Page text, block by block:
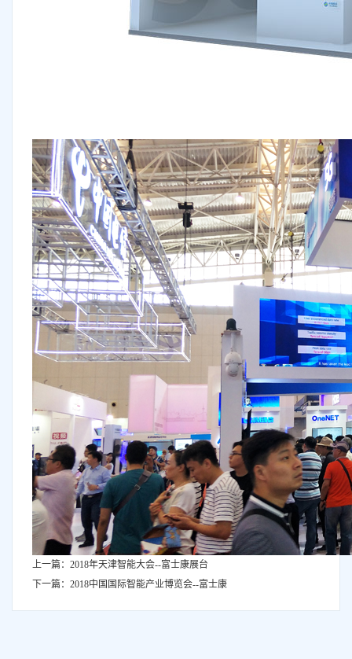
上一篇：2018年天津智能大会--富士康展台
下一篇：2018中国国际智能产业博览会--富士康